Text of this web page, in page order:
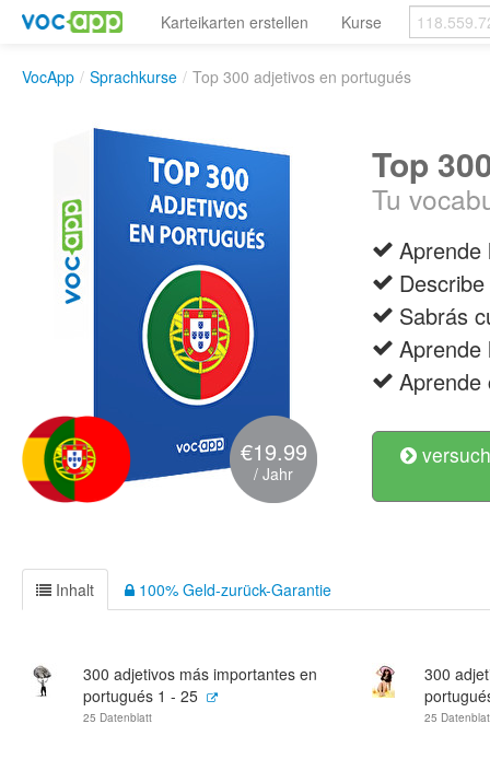
Karteikarten erstellen Kurse
VocApp / Sprachkurse / Top 300 adjetivos en portugués
€19.99
/ Jahr
Top
Tu
Aprende
Sabrás
Aprende
Aprende
Inhalt 100% Geld-zurück-Garantie
300 adjetivos más importantes en
portugués 1 - 25
25 Datenblatt
300
25